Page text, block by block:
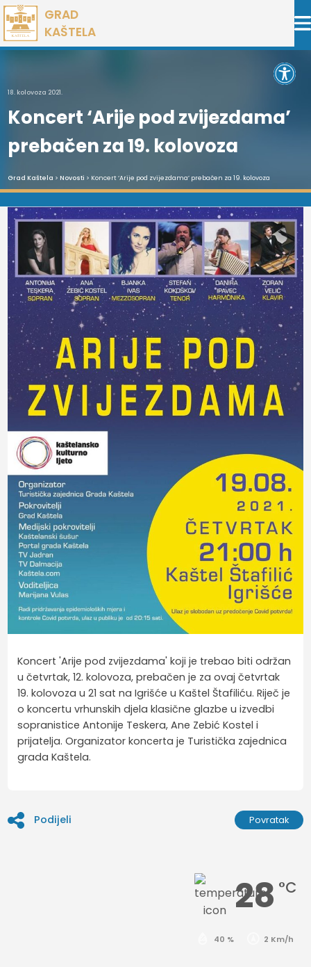
Preskoči
na
sadržaj
GRAD
KAŠTELA
18. kolovoza 2021.
Koncert ‘Arije pod zvijezdama’
prebačen za 19. kolovoza
Grad Kaštela > Novosti > Koncert ‘Arije pod zvijezdama’ prebačen za 19. kolovoza
Koncert 'Arije pod zvijezdama' koji je trebao biti održan
u četvrtak, 12. kolovoza, prebačen je za ovaj četvrtak
19. kolovoza u 21 sat na Igrišće u Kaštel Štafiliću. Riječ je
o koncertu vrhunskih djela klasične glazbe u izvedbi
sopranistice Antonije Teskera, Ane Zebić Kostel i
prijatelja. Organizator koncerta je Turistička zajednica
grada Kaštela.
Podijeli Povratak
28 °C
40 % 2 Km/h